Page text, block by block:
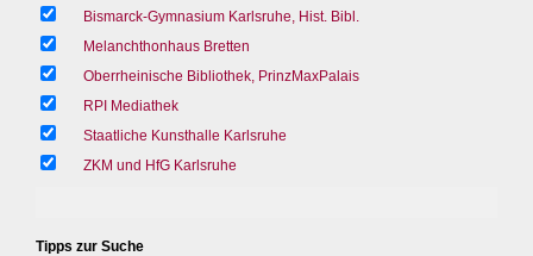
Bismarck-Gymnasium Karlsruhe, Hist. Bibl.
Melanchthonhaus Bretten
Oberrheinische Bibliothek, PrinzMaxPalais
RPI Mediathek
Staatliche Kunsthalle Karlsruhe
ZKM und HfG Karlsruhe
Tipps zur Suche